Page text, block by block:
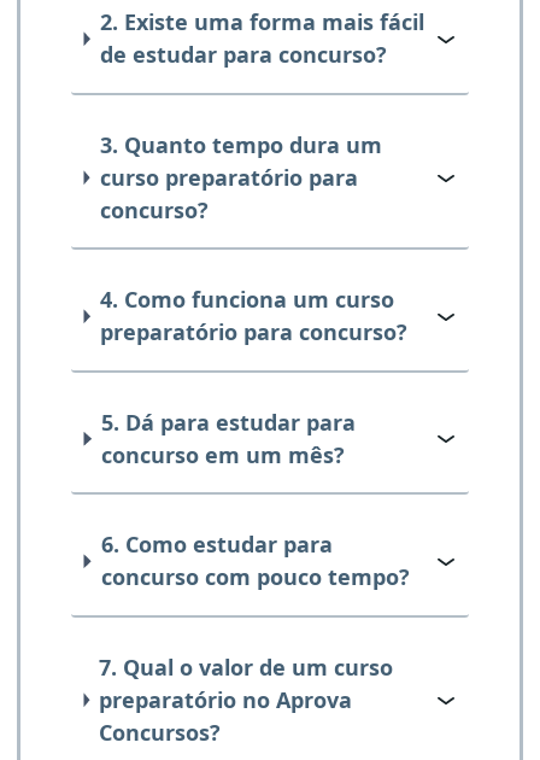
2. Existe uma forma mais fácil
de estudar para concurso?
3. Quanto tempo dura um
curso preparatório para
concurso?
4. Como funciona um curso
preparatório para concurso?
5. Dá para estudar para
concurso em um mês?
6. Como estudar para
concurso com pouco tempo?
7. Qual o valor de um curso
preparatório no Aprova
Concursos?